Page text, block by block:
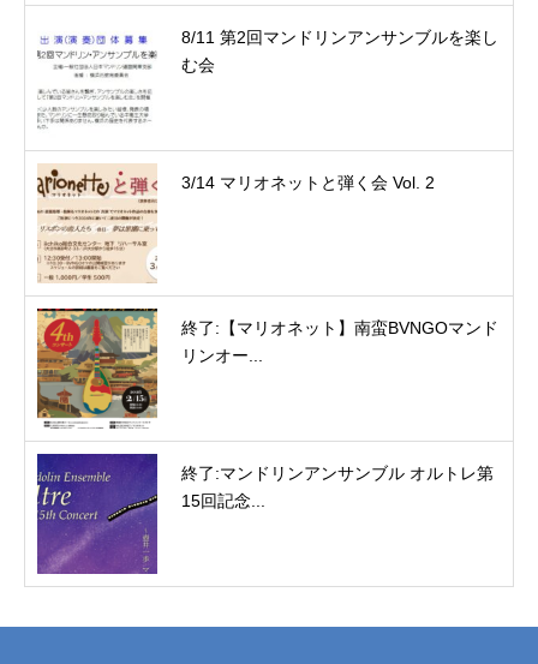
8/11 第2回マンドリンアンサンブルを楽し
む会
3/14 マリオネットと弾く会 Vol. 2
終了:【マリオネット】南蛮BVNGOマンド
リンオー...
終了:マンドリンアンサンブル オルトレ第
15回記念...